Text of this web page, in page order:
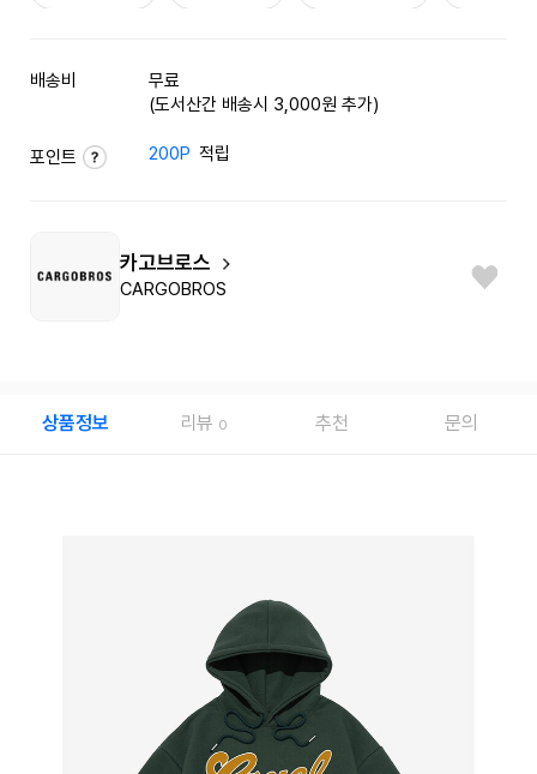
배송비
무료
(도서산간 배송시 3,000원 추가)
포인트 200P 적립
카고브로스
CARGOBROS
상품정보 리뷰 0 추천 문의